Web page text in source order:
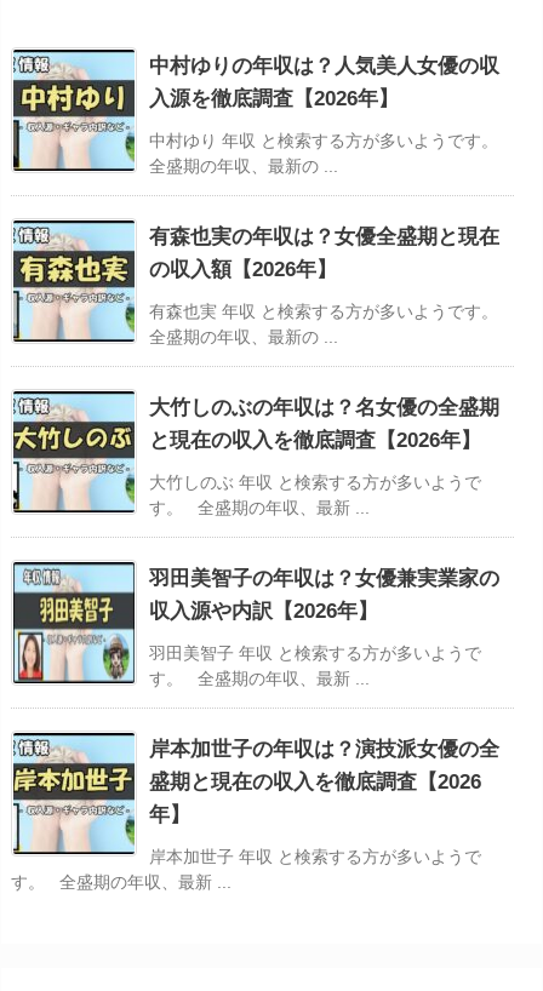
中村ゆりの年収は？人気美人女優の収
入源を徹底調査【2026年】
中村ゆり 年収 と検索する方が多いようです。
全盛期の年収、最新の ...
有森也実の年収は？女優全盛期と現在
の収入額【2026年】
有森也実 年収 と検索する方が多いようです。
全盛期の年収、最新の ...
大竹しのぶの年収は？名女優の全盛期
と現在の収入を徹底調査【2026年】
大竹しのぶ 年収 と検索する方が多いようで
す。 全盛期の年収、最新 ...
羽田美智子の年収は？女優兼実業家の
収入源や内訳【2026年】
羽田美智子 年収 と検索する方が多いようで
す。 全盛期の年収、最新 ...
岸本加世子の年収は？演技派女優の全
盛期と現在の収入を徹底調査【2026
年】
岸本加世子 年収 と検索する方が多いようで
す。 全盛期の年収、最新 ...